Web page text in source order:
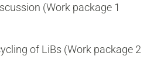
(Work package 1
of LiBs (Work package 2